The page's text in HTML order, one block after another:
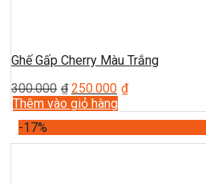
Ghế Gấp Cherry Màu Trắng
300.000 ₫ 250.000 ₫
Thêm vào giỏ hàng
-17%